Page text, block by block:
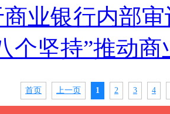
商业银行内部
个坚持”推动
首页 上一页 1 2 3 4